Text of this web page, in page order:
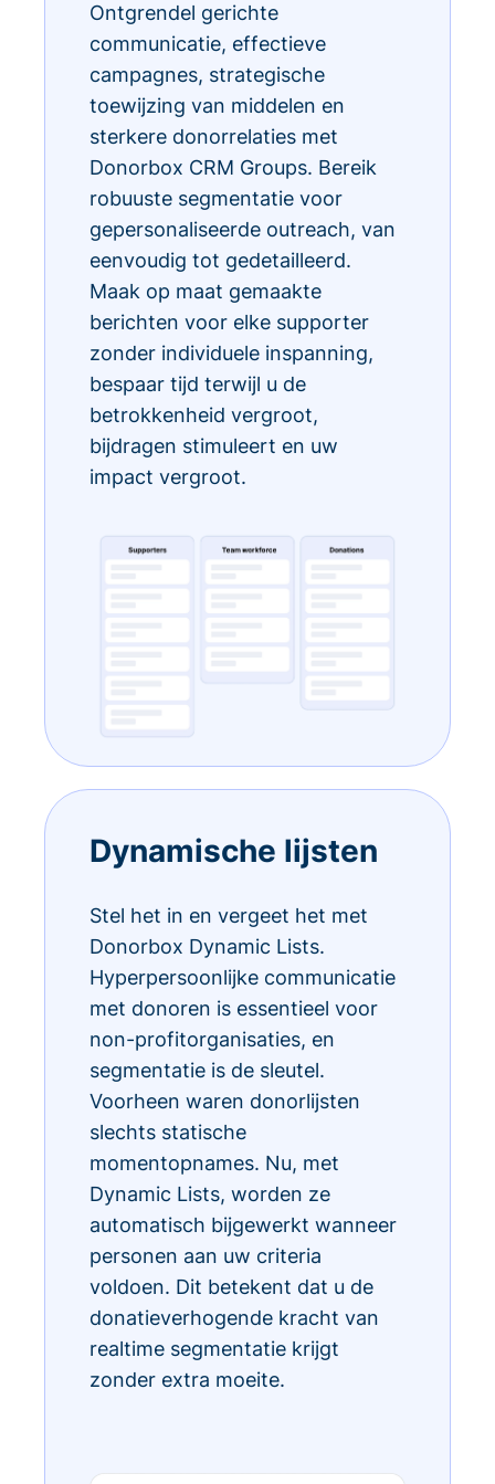
Ontgrendel gerichte
communicatie, effectieve
campagnes, strategische
toewijzing van middelen en
sterkere donorrelaties met
Donorbox CRM Groups. Bereik
robuuste segmentatie voor
gepersonaliseerde outreach, van
eenvoudig tot gedetailleerd.
Maak op maat gemaakte
berichten voor elke supporter
zonder individuele inspanning,
bespaar tijd terwijl u de
betrokkenheid vergroot,
bijdragen stimuleert en uw
impact vergroot.
Dynamische lijsten
Stel het in en vergeet het met
Donorbox Dynamic Lists.
Hyperpersoonlijke communicatie
met donoren is essentieel voor
non-profitorganisaties, en
segmentatie is de sleutel.
Voorheen waren donorlijsten
slechts statische
momentopnames. Nu, met
Dynamic Lists, worden ze
automatisch bijgewerkt wanneer
personen aan uw criteria
voldoen. Dit betekent dat u de
donatieverhogende kracht van
realtime segmentatie krijgt
zonder extra moeite.